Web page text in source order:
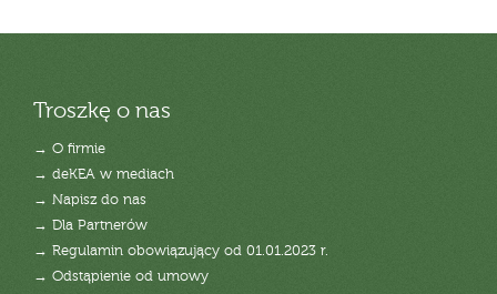
Troszkę o nas
→ O firmie
→ deKEA w mediach
→ Napisz do nas
→ Dla Partnerów
→ Regulamin obowiązujący od 01.01.2023 r.
→ Odstąpienie od umowy